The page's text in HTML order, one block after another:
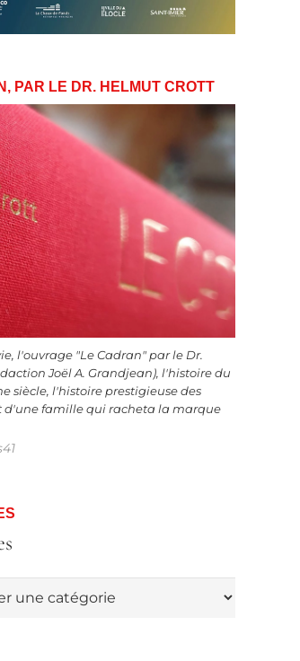
PAR LE DR. HELMUT CROTT
l'ouvrage "Le Cadran" par le Dr.
Joël A. Grandjean), l'histoire du
siècle, l'histoire prestigieuse des
d'une famille qui racheta la marque